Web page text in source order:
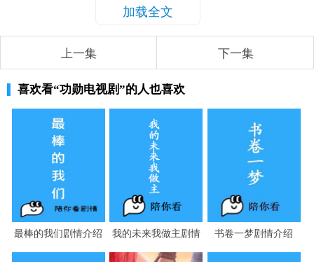
半天，又去另一边解释，赵达生提议做一个一笔一的模型
了，可是没有人见过核潜艇，谁也不知道应该怎么做，大
家依旧是两眼一抹黑。
黄旭华正头疼时，见到了黄燕妮捏的过家家玩具顿时
有了主意，二话不说往外冲。没想到赵达生已经做了个模
型出来，连忙让他做个设计图，用木头做个和核潜艇一模
一样的模型。然而这个提议遭到了强烈反对，有人认为如
果传出去太有损脸面了。黄旭华和严保国为此去找于所
长，于所长听到二百五十万的经费顿时急了，黄旭华和严
保国你一言我一语的，于所长才勉强答应。老彭他们的核
加载全文
上一集 下一集
喜欢看“功勋电视剧”的人也喜欢
最棒的我们剧情介绍
我的未来我做主剧情
介绍
书卷一梦剧情介绍